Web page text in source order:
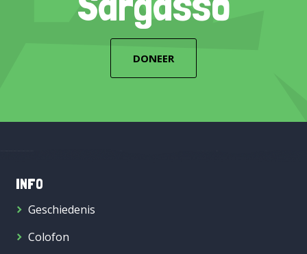
DONEER
INFO
Geschiedenis
Colofon